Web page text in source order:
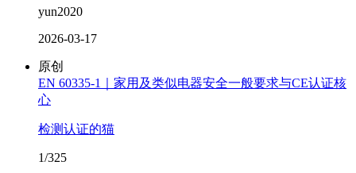
yun2020
2026-03-17
原创
EN 60335-1｜家用及类似电器安全一般要求与CE认证核
心
检测认证的猫
1/325